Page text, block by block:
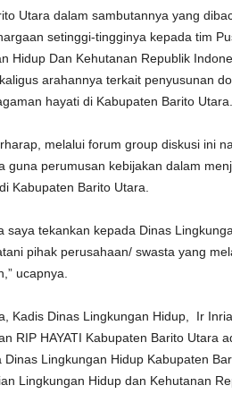
Utara dalam sambutannya yang
setinggi-tingginya kepada tim
Hidup Dan Kehutanan Republik
arahannya terkait penyusunan
hayati di Kabupaten Barito Utara.
melalui forum group diskusi ini
guna perumusan kebijakan dalam
Kabupaten Barito Utara.
saya tekankan kepada Dinas
pihak perusahaan/ swasta yang
ucapnya.
Kadis Dinas Lingkungan Hidup, Ir
RIP HAYATI Kabupaten Barito Utara
Dinas Lingkungan Hidup Kabupaten
Lingkungan Hidup dan Kehutanan